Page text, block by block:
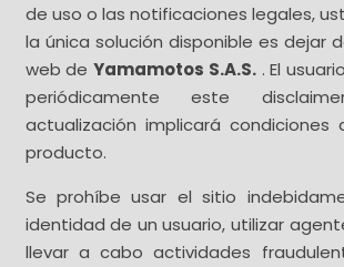
de uso o las notificaciones legales,
la única solución disponible es dejar
web de Yamamotos S.A.S.. El
periódicamente este
actualización implicará
producto.
Se prohíbe usar el sitio
identidad de un usuario, utilizar
llevar a cabo actividades